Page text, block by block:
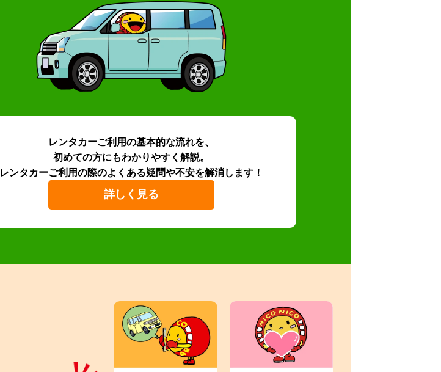
レンタカーご利用の基本的な流れを、
初めての方にもわかりやすく解説。
レンタカーご利用の際のよくある疑問や不安を解消します！
詳しく見る